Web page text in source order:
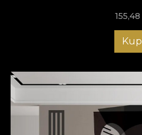
155,48
Kup